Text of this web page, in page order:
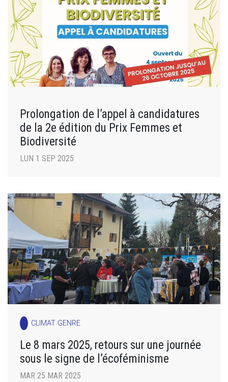
Prolongation de l’appel à candidatures
de la 2e édition du Prix Femmes et
Biodiversité
LUN 1 SEP 2025
CLIMAT GENRE
Le 8 mars 2025, retours sur une journée
sous le signe de l’écoféminisme
MAR 25 MAR 2025